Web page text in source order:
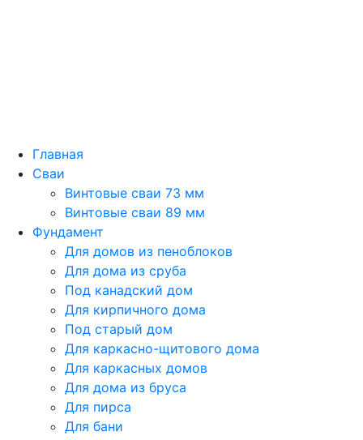
Главная
Сваи
Винтовые сваи 73 мм
Винтовые сваи 89 мм
Фундамент
Для домов из пеноблоков
Для дома из сруба
Под канадский дом
Для кирпичного дома
Под старый дом
Для каркасно-щитового дома
Для каркасных домов
Для дома из бруса
Для пирса
Для бани